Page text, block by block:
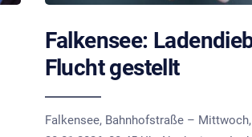
Falkensee:
Flucht gestellt
Falkensee, Bahnhofstraße – Mittwoch,